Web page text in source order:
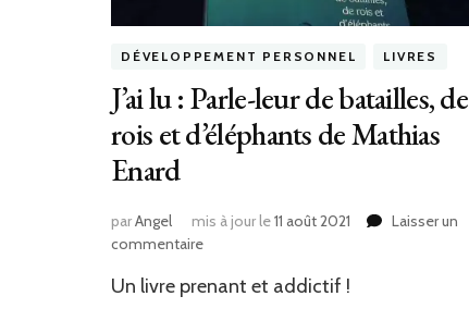
DÉVELOPPEMENT PERSONNEL LIVRES
J’ai lu : Parle-leur de batailles, de
rois et d’éléphants de Mathias
Enard
parAngel mis à jour le11 août 2021
Laisser un
commentairesur
lu
Un livre prenant et addictif !